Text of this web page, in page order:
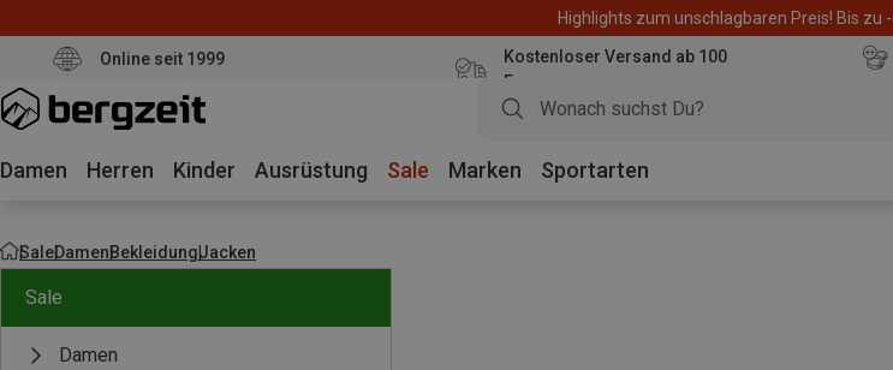
Highlights zum unschlagbaren Preis! Bis zu
Online seit 1999
Kostenloser Versand ab 100
Euro
Damen Herren Kinder Ausrüstung Sale Marken Sportarten
SaleDamenBekleidungJacken
Sale
Damen